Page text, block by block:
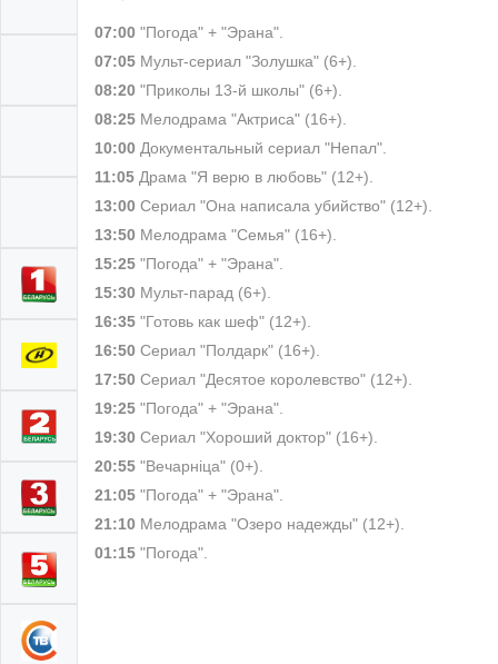
07:00 "Погода" + "Эрана".
07:05 Мульт-сериал "Золушка" (6+).
08:20 "Приколы 13-й школы" (6+).
08:25 Мелодрама "Актриса" (16+).
10:00 Документальный сериал "Непал".
11:05 Драма "Я верю в любовь" (12+).
13:00 Сериал "Она написала убийство" (12+).
13:50 Мелодрама "Семья" (16+).
15:25 "Погода" + "Эрана".
15:30 Мульт-парад (6+).
16:35 "Готовь как шеф" (12+).
16:50 Сериал "Полдарк" (16+).
17:50 Сериал "Десятое королевство" (12+).
19:25 "Погода" + "Эрана".
19:30 Сериал "Хороший доктор" (16+).
20:55 "Вечарніца" (0+).
21:05 "Погода" + "Эрана".
21:10 Мелодрама "Озеро надежды" (12+).
01:15 "Погода".